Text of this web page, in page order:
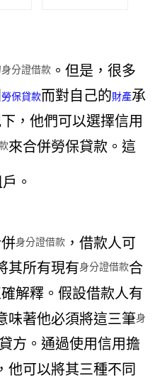
身分證借款 。但是，很多
勞保貸款而對自己的財產承
，他們可以選擇信用
來合併勞保貸款。這
。
身分證借款 ，借款人可
其所有現有身分證借款合
解釋。假設借款人有
味著他必須將這三筆身
方。通過使用信用擔
，他可以將其三種不同